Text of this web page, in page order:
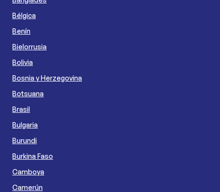
Bélgica
Benín
Bielorrusia
Bolivia
Bosnia y Herzegovina
Botsuana
Brasil
Bulgaria
Burundi
Burkina Faso
Camboya
Camerún